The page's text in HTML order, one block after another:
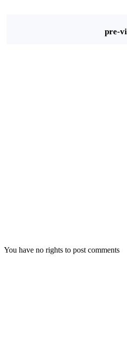
pre-
You have no rights to post comments